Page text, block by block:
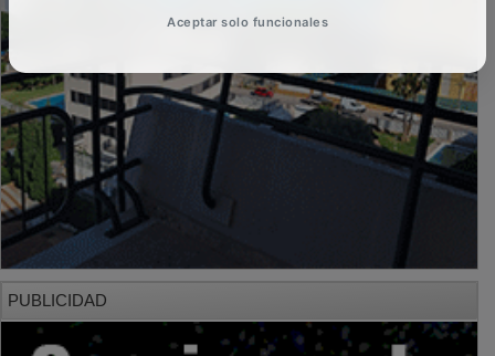
PUBLICIDAD
Aceptar solo funcionales